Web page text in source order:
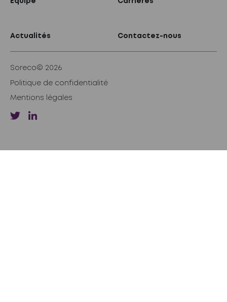
Équipe Carrières
Actualités Contactez-nous
Soreco© 2026
Politique de confidentialité
Mentions légales